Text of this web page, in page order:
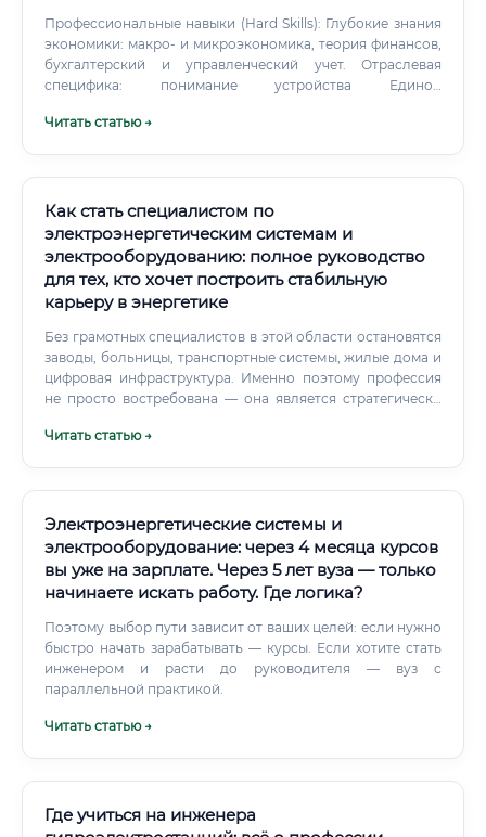
Профессиональные навыки (Hard Skills): Глубокие знания
экономики: макро- и микроэкономика, теория финансов,
бухгалтерский и управленческий учет. Отраслевая
специфика: понимание устройства Единой
электростанций и сетей, знание законодательства в
Читать статью →
Как стать специалистом по
электроэнергетическим системам и
электрооборудованию: полное руководство
для тех, кто хочет построить стабильную
карьеру в энергетике
Без грамотных специалистов в этой области остановятся
заводы, больницы, транспортные системы, жилые дома и
цифровая инфраструктура. Именно поэтому профессия
не просто востребована — она является стратегически
профиля занимается проектированием, монтажом,
Читать статью →
Электроэнергетические системы и
электрооборудование: через 4 месяца курсов
вы уже на зарплате. Через 5 лет вуза — только
начинаете искать работу. Где логика?
Поэтому выбор пути зависит от ваших целей: если нужно
быстро начать зарабатывать — курсы. Если хотите стать
инженером и расти до руководителя — вуз с
параллельной практикой.
Читать статью →
Где учиться на инженера